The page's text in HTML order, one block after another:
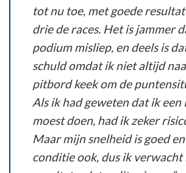
tot nu toe, met goede
drie de races. Het is jammer
podium misliep, en deels is
schuld omdat ik niet altijd
pitbord keek om de
Als ik had geweten dat ik een
moest doen, had ik zeker
Maar mijn snelheid is goed
conditie ook, dus ik verwacht